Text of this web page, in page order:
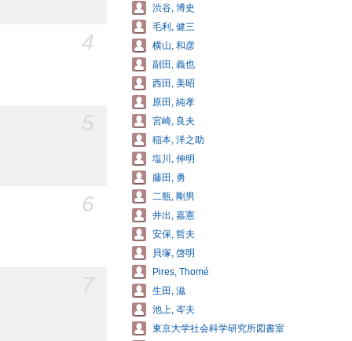
4
6
渋谷, 博史
毛利, 健三
横山, 和彦
副田, 義也
西田, 美昭
原田, 純孝
宮崎, 良夫
稲本, 洋之助
塩川, 伸明
藤田, 勇
二瓶, 剛男
井出, 嘉憲
安保, 哲夫
貝塚, 啓明
Pires, Thomé
生田, 滋
池上, 岑夫
東京大学社会科学研究所図書室